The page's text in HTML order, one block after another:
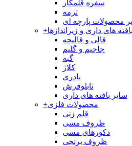
سفره قلمکار
ترمه
محصولات پارچه ای
+بافته های داری و زیراندازها
قالی و قالیچه
جاجیم و گلیم
گبه
کلاژ
پادری
تابلوفرش
سایر بافته های داری
+محصولات فلزی
قلم زنی
ظروف مسی
دکورهای مسی
ظروف برنجی